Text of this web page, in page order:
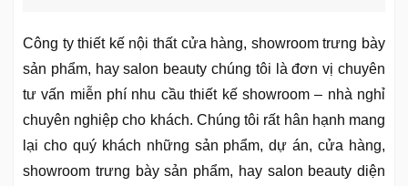
Công ty thiết kế nội thất cửa hàng, showroom trưng bày
sản phẩm, hay salon beauty chúng tôi là đơn vị chuyên
tư vấn miễn phí nhu cầu thiết kế showroom – nhà nghỉ
chuyên nghiệp cho khách. Chúng tôi rất hân hạnh mang
lại cho quý khách những sản phẩm, dự án, cửa hàng,
showroom trưng bày sản phẩm, hay salon beauty diện